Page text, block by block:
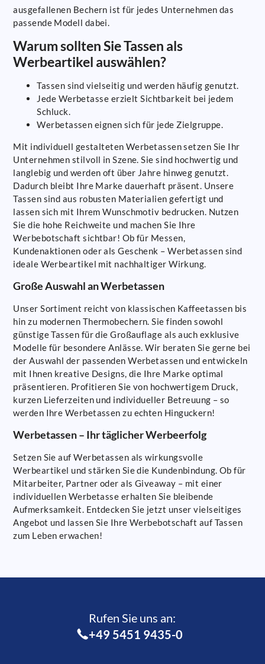
ausgefallenen Bechern ist für jedes Unternehmen das
passende Modell dabei.
Warum sollten Sie Tassen als
Werbeartikel auswählen?
Tassen sind vielseitig und werden häufig genutzt.
Jede Werbetasse erzielt Sichtbarkeit bei jedem
Schluck.
Werbetassen eignen sich für jede Zielgruppe.
Mit individuell gestalteten Werbetassen setzen Sie Ihr
Unternehmen stilvoll in Szene. Sie sind hochwertig und
langlebig und werden oft über Jahre hinweg genutzt.
Dadurch bleibt Ihre Marke dauerhaft präsent. Unsere
Tassen sind aus robusten Materialien gefertigt und
lassen sich mit Ihrem Wunschmotiv bedrucken. Nutzen
Sie die hohe Reichweite und machen Sie Ihre
Werbebotschaft sichtbar! Ob für Messen,
Kundenaktionen oder als Geschenk – Werbetassen sind
ideale Werbeartikel mit nachhaltiger Wirkung.
Große Auswahl an Werbetassen
Unser Sortiment reicht von klassischen Kaffeetassen bis
hin zu modernen Thermobechern. Sie finden sowohl
günstige Tassen für die Großauflage als auch exklusive
Modelle für besondere Anlässe. Wir beraten Sie gerne bei
der Auswahl der passenden Werbetassen und entwickeln
mit Ihnen kreative Designs, die Ihre Marke optimal
präsentieren. Profitieren Sie von hochwertigem Druck,
kurzen Lieferzeiten und individueller Betreuung – so
werden Ihre Werbetassen zu echten Hinguckern!
Werbetassen – Ihr täglicher Werbeerfolg
Setzen Sie auf Werbetassen als wirkungsvolle
Werbeartikel und stärken Sie die Kundenbindung. Ob für
Mitarbeiter, Partner oder als Giveaway – mit einer
individuellen Werbetasse erhalten Sie bleibende
Aufmerksamkeit. Entdecken Sie jetzt unser vielseitiges
Angebot und lassen Sie Ihre Werbebotschaft auf Tassen
zum Leben erwachen!
Rufen Sie uns an:­
+49 5451 9435-0